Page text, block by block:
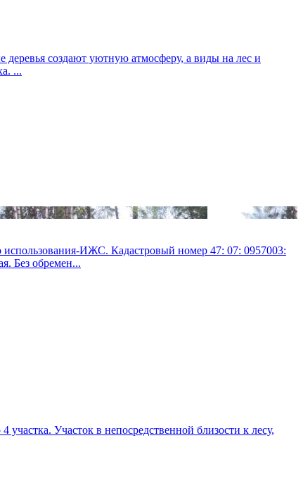
создают уютную атмосферу, а виды на лес и
...
ИЖС. Кадастровый номер 47: 07: 0957003:
Без обремен...
Участок в непосредственной близости к лесу,